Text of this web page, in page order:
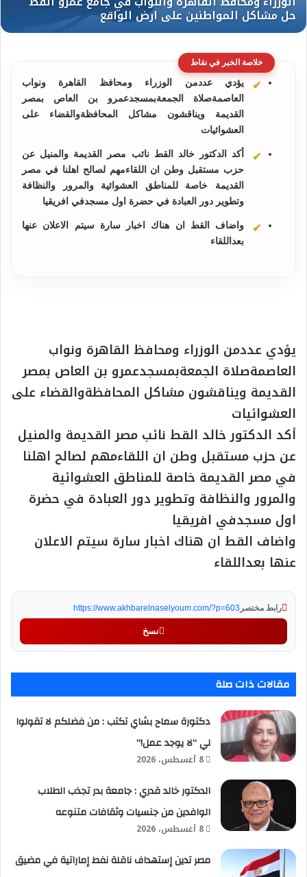
خلاصة الخبر في نقاط
يؤدي عددمن الوزراء ومحافظ القاهرة ونواب
العاصمةصلاة الجمعةبمسجدعمرو بن العاص بمصر
القديمة ويناقشون مشاكل المحافظةوالقضاء على
العشوائيات
أكد الدكتور خالد القط نائب مصر القديمة والمنيل عن
حزب مستقبل وطن ان اللقاءمهم لصالح اهلنا في مصر
القديمة خاصة للمناطق العشوائية والمرور والنظافة
وتطوير دور العبادة في حضرة اول مسجدفي افريقيا
واضاف القط ان هناك اخبار سارة سيتم الاعلان عنها
بعداللقاء
يؤدي عددمن الوزراء ومحافظ القاهرة ونواب
العاصمةصلاة الجمعةبمسجدعمرو بن العاص بمصر
القديمة ويناقشون مشاكل المحافظةوالقضاء على
العشوائيات
أكد الدكتور خالد القط نائب مصر القديمة والمنيل
عن حزب مستقبل وطن ان اللقاءمهم لصالح اهلنا
في مصر القديمة خاصة للمناطق العشوائية
والمرور والنظافة وتطوير دور العبادة في حضرة
اول مسجدفي افريقيا
واضاف القط ان هناك اخبار سارة سيتم الاعلان
عنها بعداللقاء
رابط مختصر https://www.akhbarelnaselyoum.com/?p=603
نسخ
مقالات ذات صلة
دكتورة سماح بشاي تكتب : من فضلكم لا تقولوا
لي “لا يوجد عمل!”
8 أغسطس، 2026
الدكتور خالد قدري : جامعة بدر تجذب الطلاب
الوافدين من جنسيات وثقافات متنوعه
8 أغسطس، 2026
مصر تدين إستهداف ناقلة نفط إماراتية في مضيق